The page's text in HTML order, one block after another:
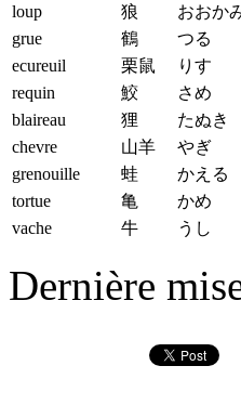
loup
狼 おおか
grue
鶴 つる
ecureuil
栗鼠 りす
requin
鮫 さめ
blaireau
狸 たぬき
chevre
山羊 やぎ
grenouille
蛙 かえる
tortue
亀 かめ
vache
牛 うし
Dernière